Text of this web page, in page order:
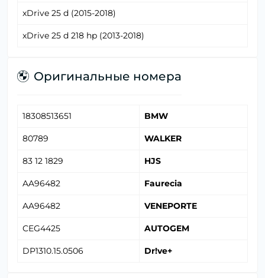
xDrive 25 d (2015-2018)
xDrive 25 d 218 hp (2013-2018)
Оригинальные номера
18308513651 BMW
80789 WALKER
83 12 1829 HJS
AA96482 Faurecia
AA96482 VENEPORTE
CEG4425 AUTOGEM
DP1310.15.0506 Dr!ve+